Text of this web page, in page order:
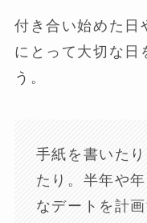
付き合い始めた日
にとって大切な日
う。
手紙を書いた
たり。半年や
なデートを計